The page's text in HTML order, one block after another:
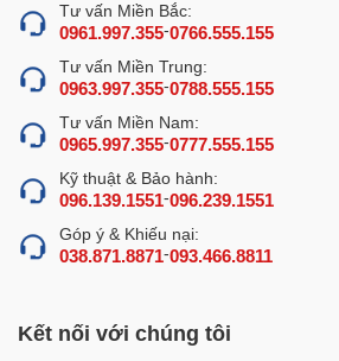
Tư vấn Miền Bắc:
0961.997.355-0766.555.155
Tư vấn Miền Trung:
0963.997.355-0788.555.155
Tư vấn Miền Nam:
0965.997.355-0777.555.155
Kỹ thuật & Bảo hành:
096.139.1551-096.239.1551
Góp ý & Khiếu nại:
038.871.8871-093.466.8811
Kết nối với chúng tôi